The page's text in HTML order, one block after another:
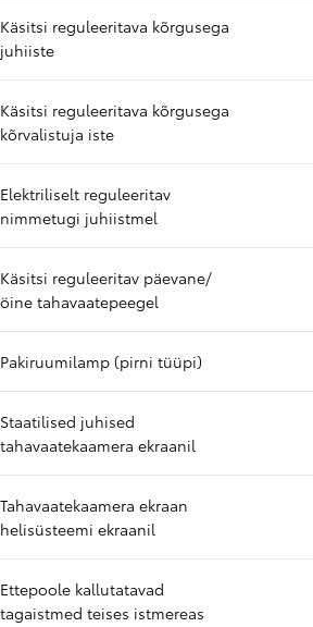
Käsitsi reguleeritava kõrgusega
juhiiste
Käsitsi reguleeritava kõrgusega
kõrvalistuja iste
Elektriliselt reguleeritav
nimmetugi juhiistmel
Käsitsi reguleeritav päevane/
öine tahavaatepeegel
Pakiruumilamp (pirni tüüpi)
Staatilised juhised
tahavaatekaamera ekraanil
Tahavaatekaamera ekraan
helisüsteemi ekraanil
Ettepoole kallutatavad
tagaistmed teises istmereas